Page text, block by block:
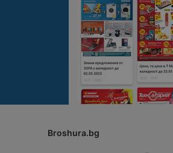
Broshura.bg